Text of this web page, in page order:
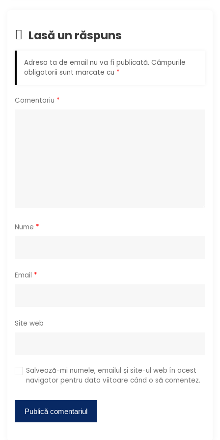
n
a
t
Lasă un răspuns
Adresa ta de email nu va fi publicată. Câmpurile
obligatorii sunt marcate cu *
Comentariu *
Nume *
Email *
Site web
Salvează-mi numele, emailul și site-ul web în acest
navigator pentru data viitoare când o să comentez.